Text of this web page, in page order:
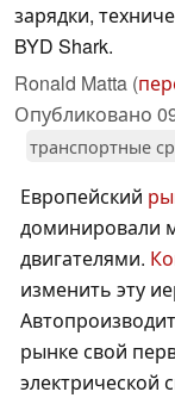
зарядки,
BYD Shark.
Ronald Matta (
Опубликовано
транспортные
Европейский
доминировали
двигателями.
изменить эту
рынке свой
электрической